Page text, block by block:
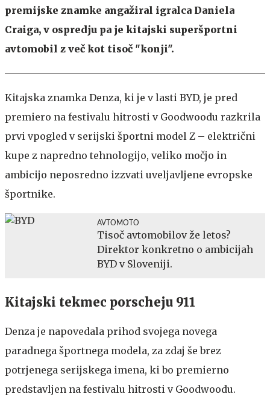
premijske znamke angažiral igralca Daniela
Craiga, v ospredju pa je kitajski superšportni
avtomobil z več kot tisoč "konji".
Kitajska znamka Denza, ki je v lasti BYD, je pred
premiero na festivalu hitrosti v Goodwoodu razkrila
prvi vpogled v serijski športni model Z – električni
kupe z napredno tehnologijo, veliko močjo in
ambicijo neposredno izzvati uveljavljene evropske
športnike.
AVTOMOTO
Tisoč avtomobilov že letos?
Direktor konkretno o ambicijah
BYD v Sloveniji.
Kitajski tekmec porscheju 911
Denza je napovedala prihod svojega novega
paradnega športnega modela, za zdaj še brez
potrjenega serijskega imena, ki bo premierno
predstavljen na festivalu hitrosti v Goodwoodu.